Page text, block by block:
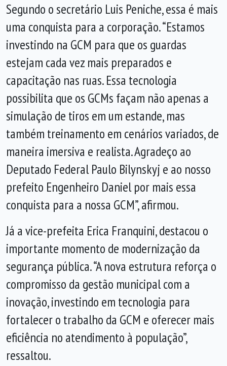
Segundo o secretário Luis Peniche, essa é mais
uma conquista para a corporação. “Estamos
investindo na GCM para que os guardas
estejam cada vez mais preparados e
capacitação nas ruas. Essa tecnologia
possibilita que os GCMs façam não apenas a
simulação de tiros em um estande, mas
também treinamento em cenários variados, de
maneira imersiva e realista. Agradeço ao
Deputado Federal Paulo Bilynskyj e ao nosso
prefeito Engenheiro Daniel por mais essa
conquista para a nossa GCM”, afirmou.
Já a vice-prefeita Erica Franquini, destacou o
importante momento de modernização da
segurança pública. “A nova estrutura reforça o
compromisso da gestão municipal com a
inovação, investindo em tecnologia para
fortalecer o trabalho da GCM e oferecer mais
eficiência no atendimento à população”,
ressaltou.